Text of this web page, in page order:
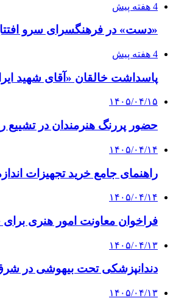
4 هفته پیش
«دست» در فرهنگسرای سرو
4 هفته پیش
پاسداشت خالقان «آقای شهید
۱۴۰۵/۰۴/۱۵
حضور پررنگ هنرمندان در تشییع رهبر شهید؛ ۷۰ اثر
۱۴۰۵/۰۴/۱۴
راهنمای جامع خرید تجهیزات
۱۴۰۵/۰۴/۱۴
فراخوان معاونت امور هنری
۱۴۰۵/۰۴/۱۳
دندانپزشکی تحت بیهوشی در
۱۴۰۵/۰۴/۱۳